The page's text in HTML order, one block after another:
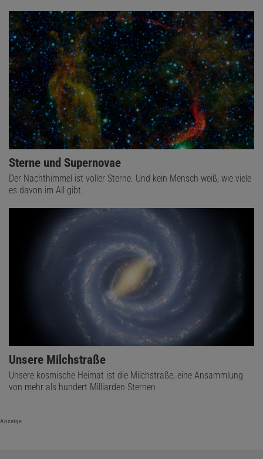
Sterne und Supernovae
Der Nachthimmel ist voller Sterne. Und kein Mensch weiß, wie viele
es davon im All gibt.
Unsere Milchstraße
Unsere kosmische Heimat ist die Milchstraße, eine Ansammlung
von mehr als hundert Milliarden Sternen
Anzeige